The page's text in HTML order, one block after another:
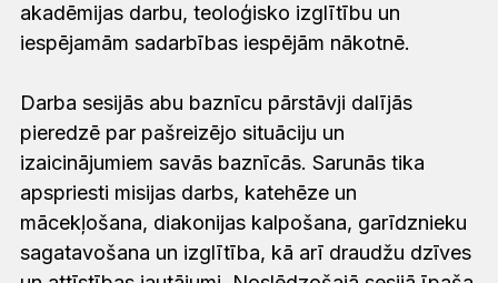
akadēmijas darbu, teoloģisko izglītību un
iespējamām sadarbības iespējām nākotnē.
Darba sesijās abu baznīcu pārstāvji dalījās
pieredzē par pašreizējo situāciju un
izaicinājumiem savās baznīcās. Sarunās tika
apspriesti misijas darbs, katehēze un
mācekļošana, diakonijas kalpošana, garīdznieku
sagatavošana un izglītība, kā arī draudžu dzīves